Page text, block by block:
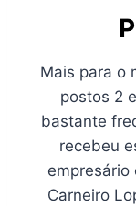
Mais para o
postos 2
bastante
recebeu
empresário
Carneiro